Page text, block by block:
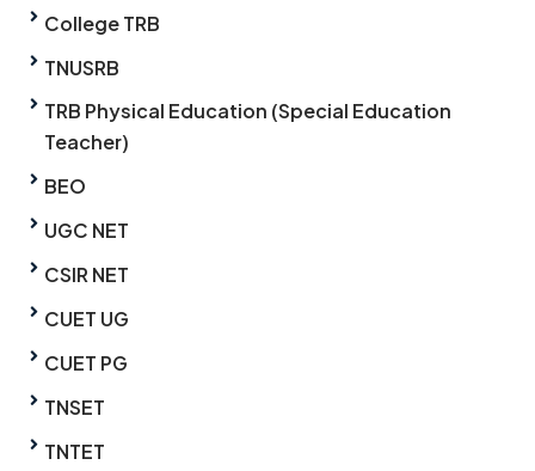
College TRB
TNUSRB
TRB Physical Education (Special Education
Teacher)
BEO
UGC NET
CSIR NET
CUET UG
CUET PG
TNSET
TNTET